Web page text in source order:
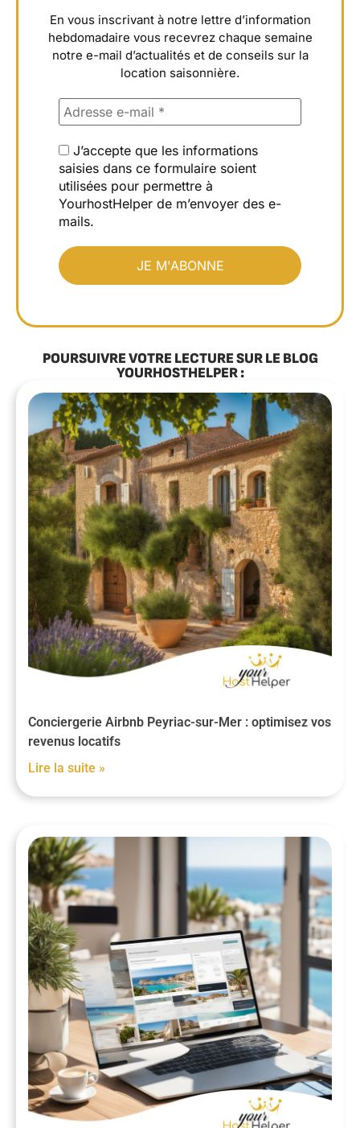
En vous inscrivant à notre lettre d’information
hebdomadaire vous recevrez chaque semaine
notre e-mail d’actualités et de conseils sur la
location saisonnière.
J’accepte que les informations
saisies dans ce formulaire soient
utilisées pour permettre à
YourhostHelper de m’envoyer des e-
mails.
POURSUIVRE VOTRE LECTURE SUR LE BLOG
YOURHOSTHELPER :
Conciergerie Airbnb Peyriac-sur-Mer : optimisez vos
revenus locatifs
Lire la suite »